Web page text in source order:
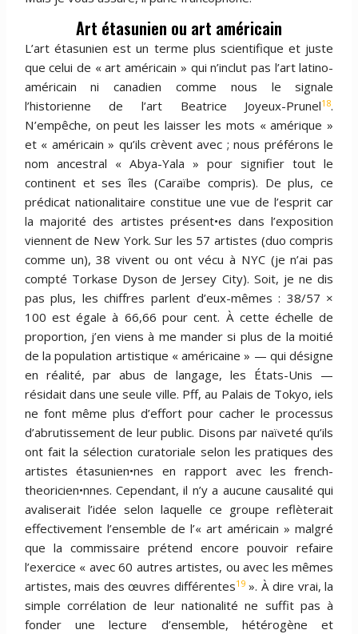
Art étasunien ou art américain
L’art étasunien est un terme plus scientifique et juste
que celui de « art américain » qui n’inclut pas l’art latino-
américain ni canadien comme nous le signale
l’historienne de l’art Beatrice Joyeux-Prunel18.
N’empêche, on peut les laisser les mots « amérique »
et « américain » qu’ils crèvent avec ; nous préférons le
nom ancestral « Abya-Yala » pour signifier tout le
continent et ses îles (Caraïbe compris). De plus, ce
prédicat nationalitaire constitue une vue de l’esprit car
la majorité des artistes présent•es dans l’exposition
viennent de New York. Sur les 57 artistes (duo compris
comme un), 38 vivent ou ont vécu à NYC (je n’ai pas
compté Torkase Dyson de Jersey City). Soit, je ne dis
pas plus, les chiffres parlent d’eux-mêmes : 38/57 ×
100 est égale à 66,66 pour cent. À cette échelle de
proportion, j’en viens à me mander si plus de la moitié
de la population artistique « américaine » — qui désigne
en réalité, par abus de langage, les États-Unis —
résidait dans une seule ville. Pff, au Palais de Tokyo, iels
ne font même plus d’effort pour cacher le processus
d’abrutissement de leur public. Disons par naïveté qu’ils
ont fait la sélection curatoriale selon les pratiques des
artistes étasunien•nes en rapport avec les french-
theoricien•nnes. Cependant, il n’y a aucune causalité qui
avaliserait l’idée selon laquelle ce groupe reflèterait
effectivement l’ensemble de l’« art américain » malgré
que la commissaire prétend encore pouvoir refaire
l’exercice « avec 60 autres artistes, ou avec les mêmes
artistes, mais des œuvres différentes19». À dire vrai, la
simple corrélation de leur nationalité ne suffit pas à
fonder une lecture d’ensemble, hétérogène et